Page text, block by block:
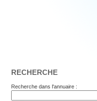
RECHERCHE
Recherche dans l'annuaire :